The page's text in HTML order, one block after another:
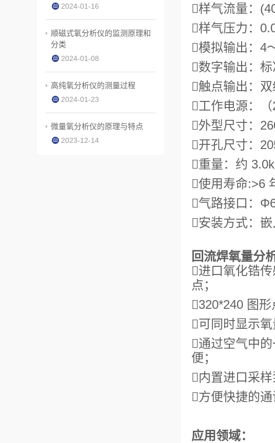
样气流量：
样气压力：
模拟输出：4
数字输出：
触点输出：双
工作电源：（
外型尺寸：
开孔尺寸：
重量：约
使用寿命:>6
气路接口：
安装方式：嵌
回流焊氧量分
进口氧化锆
点；
320*240 图
可同时显示氧
通过空气中
便；
内置进口采
方便快捷的
应用领域：
2024-01-16
顺磁式氧分析仪的监测原理和
分类
2024-01-08
高纯氧分析仪的测量过程
2024-01-23
微量氧分析仪的原理与特点
2023-12-14